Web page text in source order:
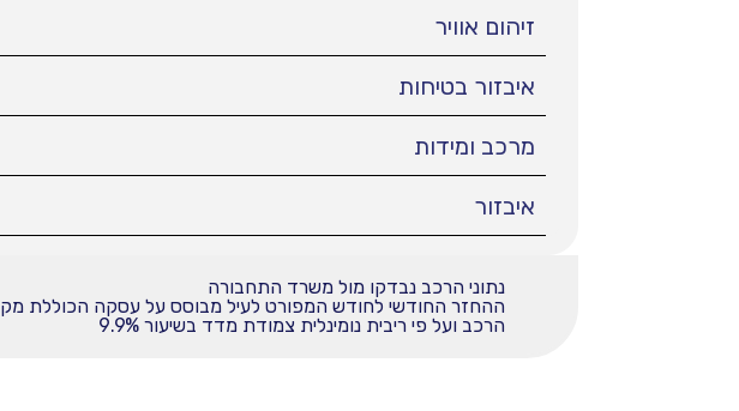
זיהום אוויר
איבזור בטיחות
מרכב ומידות
איבזור
נתוני הרכב נבדקו מול משרד התחבורה
הרכב ועל פי ריבית נומינלית צמודת מדד בשיעור 9.9%